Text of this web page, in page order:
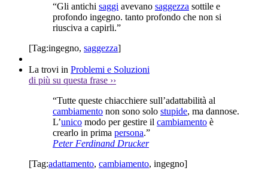
“Gli antichi saggi avevano saggezza sottile e
profondo ingegno. tanto profondo che non si
riusciva a capirli.”
[Tag:ingegno, saggezza]
La trovi in Problemi e Soluzioni
di più su questa frase ››
“Tutte queste chiacchiere sull’adattabilità al
cambiamento non sono solo stupide, ma dannose.
L’unico modo per gestire il cambiamento è
crearlo in prima persona.”
Peter Ferdinand Drucker
[Tag:adattamento, cambiamento, ingegno]